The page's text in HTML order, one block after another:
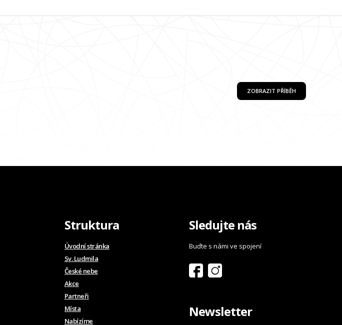
ZOBRAZIT PŘÍBĚH
Struktura
Úvodní stránka
Sv. Ludmila
České nebe
Akce
Partneři
Místa
Nabízíme
Sledujte nás
Buďte s námi ve spojení
Newsletter